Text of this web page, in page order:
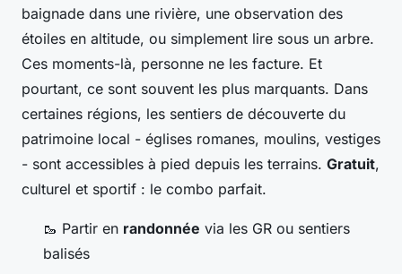
baignade dans une rivière, une observation des
étoiles en altitude, ou simplement lire sous un arbre.
Ces moments-là, personne ne les facture. Et
pourtant, ce sont souvent les plus marquants. Dans
certaines régions, les sentiers de découverte du
patrimoine local - églises romanes, moulins, vestiges
- sont accessibles à pied depuis les terrains. Gratuit,
culturel et sportif : le combo parfait.
🥾 Partir en randonnée via les GR ou sentiers
balisés